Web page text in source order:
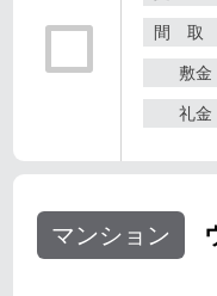
間 取
敷金
礼金
マンション